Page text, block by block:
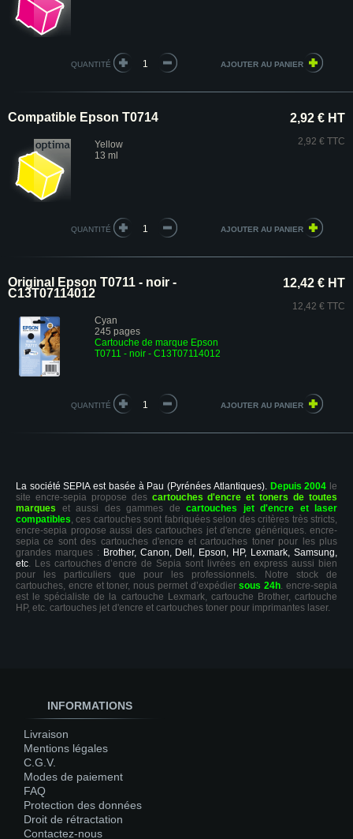
QUANTITÉ
Compatible Epson T0714
Yellow
13 ml
2,92 € HT
2,92 € TTC
QUANTITÉ
Original Epson T0711 - noir -
C13T07114012
Cyan
245 pages
Cartouche de marque Epson
T0711 - noir - C13T07114012
12,42 € HT
12,42 € TTC
QUANTITÉ
La société SEPIA est basée à Pau (Pyrénées Atlantiques). Depuis 2004 le
site encre-sepia propose des cartouches d'encre et toners de toutes
marques et aussi des gammes de cartouches jet d'encre et laser
compatibles, ces cartouches sont fabriquées selon des critères très stricts,
encre-sepia propose aussi des cartouches jet d'encre génériques. encre-
sepia ce sont des cartouches d'encre et cartouches toner pour les plus
grandes marques : Brother, Canon, Dell, Epson, HP, Lexmark, Samsung,
etc. Les cartouches d’encre de Sepia sont livrées en express aussi bien
pour les particuliers que pour les professionnels. Notre stock de
cartouches, encre et toner, nous permet d’expédiersous 24h. encre-sepia
est le spécialiste de la cartouche Lexmark, cartouche Brother, cartouche
HP, etc. cartouches jet d'encre et cartouches toner pour imprimantes laser.
INFORMATIONS
Livraison
Mentions légales
C.G.V.
Modes de paiement
FAQ
Protection des données
Droit de rétractation
Contactez-nous